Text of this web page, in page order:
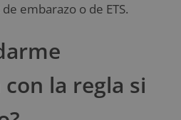
embarazo o de ETS.
la regla si